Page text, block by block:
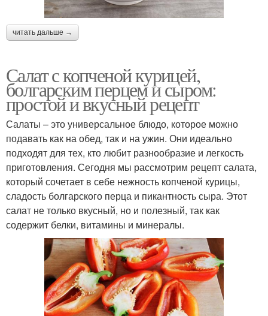
читать дальше →
Салат с копченой курицей,
болгарским перцем и сыром:
простой и вкусный рецепт
Салаты – это универсальное блюдо, которое можно
подавать как на обед, так и на ужин. Они идеально
подходят для тех, кто любит разнообразие и легкость
приготовления. Сегодня мы рассмотрим рецепт салата,
который сочетает в себе нежность копченой курицы,
сладость болгарского перца и пикантность сыра. Этот
салат не только вкусный, но и полезный, так как
содержит белки, витамины и минералы.